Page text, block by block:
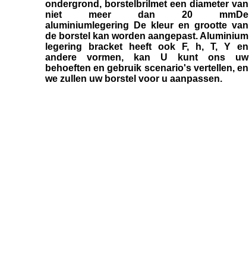
ondergrond, borstelbril met een diameter van
niet meer dan 20 mmDe
aluminiumlegering
De kleur en grootte van
de borstel kan worden aangepast. Aluminium
legering bracket heeft ook F, h, T, Y en
andere vormen, kan
U kunt ons uw
behoeften en gebruik scenario's vertellen, en
we zullen uw borstel voor u aanpassen.